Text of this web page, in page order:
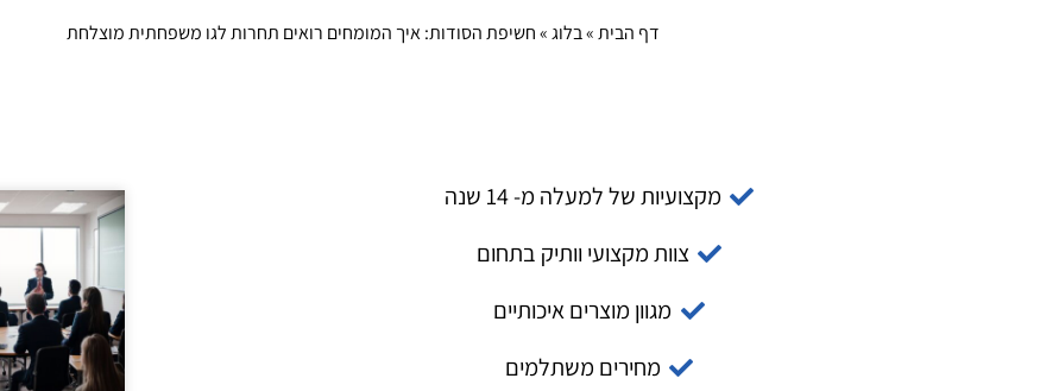
דף הבית»בלוג»חשיפת הסודות: איך המומחים רואים תחרות לגו משפחתית מוצלחת
מקצועיות של למעלה מ- 14 שנה
צוות מקצועי וותיק בתחום
מגוון מוצרים איכותיים
מחירים משתלמים